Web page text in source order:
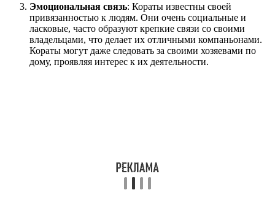
Эмоциональная связь: Кораты известны своей
привязанностью к людям. Они очень социальные и
ласковые, часто образуют крепкие связи со своими
владельцами, что делает их отличными компаньонами.
Кораты могут даже следовать за своими хозяевами по
дому, проявляя интерес к их деятельности.